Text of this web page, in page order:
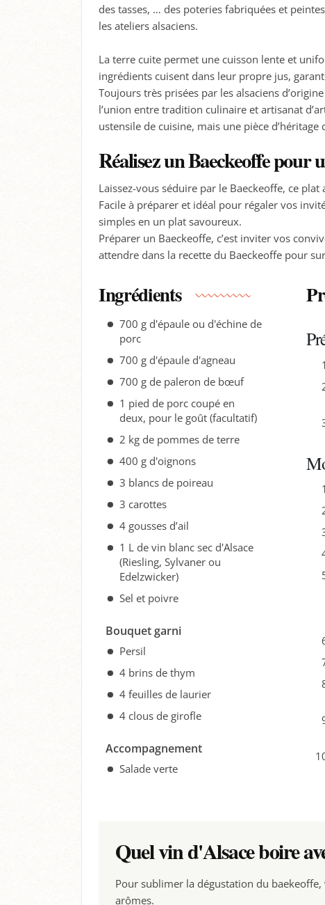
des tasses, … des poteries fabriquées et
les ateliers alsaciens.
La terre cuite permet une cuisson lente et
ingrédients cuisent dans leur propre jus,
Toujours très prisées par les alsaciens
l’union entre tradition culinaire et artisanat
ustensile de cuisine, mais une pièce
Réalisez un Baeckeoffe pour
Laissez-vous séduire par le Baeckeoffe, ce
Facile à préparer et idéal pour régaler vos
simples en un plat savoureux.
Préparer un Baeckeoffe, c’est inviter vos
attendre dans la recette du Baeckeoffe pour
Ingrédients
700 g d'épaule ou d'échine de
porc
700 g d'épaule d'agneau
700 g de paleron de bœuf
1 pied de porc coupé en
deux, pour le goût (facultatif)
2 kg de pommes de terre
400 g d'oignons
3 blancs de poireau
3 carottes
4 gousses d’ail
1 L de vin blanc sec d'Alsace
(Riesling, Sylvaner ou
Edelzwicker)
Sel et poivre
Bouquet garni
Persil
4 brins de thym
4 feuilles de laurier
4 clous de girofle
Accompagnement
Salade verte
Quel vin d'Alsace boire
Pour sublimer la dégustation du
arômes.